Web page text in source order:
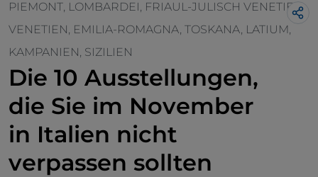
PIEMONT, LOMBARDEI, FRIAUL-JULISCH VENETIEN,
VENETIEN, EMILIA-ROMAGNA, TOSKANA, LATIUM,
KAMPANIEN, SIZILIEN
Die 10 Ausstellungen,
die Sie im November
in Italien nicht
verpassen sollten